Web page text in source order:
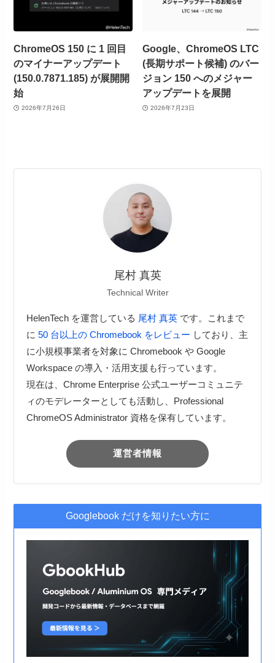
ChromeOS 150 に 1 回目
のマイナーアップデート
(150.0.7871.185) が展開開
始
2026年7月26日
Google、ChromeOS LTC
(長期サポート候補) のバー
ジョン 150 へのメジャー
アップデートを展開
2026年7月23日
尾村 真英
Technical Writer
HelenTech を運営している 尾村 真英です。これまで
に 50 台以上の Chromebook をレビュー しており、主
に小規模事業者を対象に Chromebook や Google
Workspace の導入・活用支援も行っています。
現在は、Chrome Enterprise 公式ユーザーコミュニテ
ィのモデレーターとしても活動し、Professional
ChromeOS Administrator 資格を保有しています。
運営者情報
Googlebook だけを知りたい方に